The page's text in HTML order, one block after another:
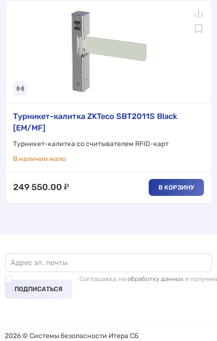
Турникет-калитка ZKTeco SBT2011S Black
[EM/MF]
Турникет-калитка со считывателем RFID-карт
В наличии мало
249 550.00 ₽ В КОРЗИНУ
ПОДПИСАТЬСЯ
Соглашаюсь на обработку данных и
2026 © Системы безопасности Итера СБ